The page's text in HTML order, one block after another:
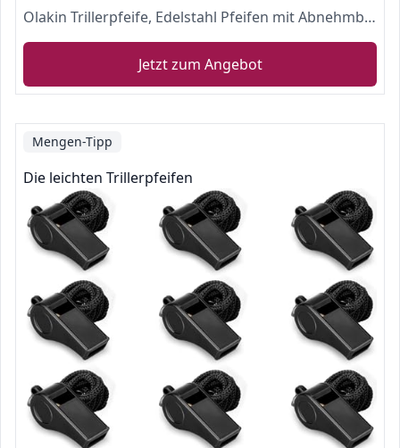
Olakin Trillerpfeife, Edelstahl Pfeifen mit Abnehmbare Schnalle Schlüsselband, Metall Whistle, ideal für Trainer, Schiedsrichter und Beamte
Jetzt zum Angebot
Mengen-Tipp
Die leichten Trillerpfeifen